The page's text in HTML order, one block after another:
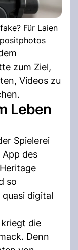
Für Laien
zum Ziel,
Videos zu
Leben
Spielerei
des
so
digital
die
Denn